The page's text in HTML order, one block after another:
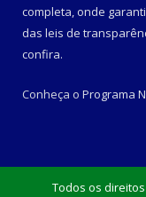
completa, onde
das leis de
confira.
Conheça o Programa
Todos os